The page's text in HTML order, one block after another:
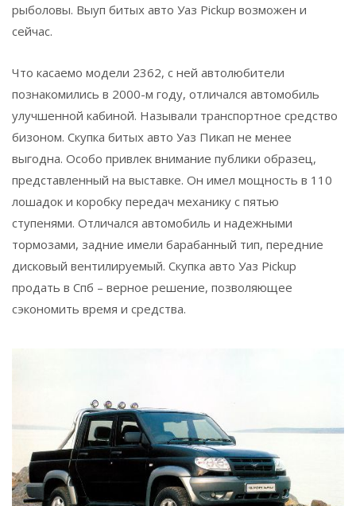
рыболовы. Выуп битых авто Уаз Pickup возможен и
сейчас.
Что касаемо модели 2362, с ней автолюбители
познакомились в 2000-м году, отличался автомобиль
улучшенной кабиной. Называли транспортное средство
бизоном. Скупка битых авто Уаз Пикап не менее
выгодна. Особо привлек внимание публики образец,
представленный на выставке. Он имел мощность в 110
лошадок и коробку передач механику с пятью
ступенями. Отличался автомобиль и надежными
тормозами, задние имели барабанный тип, передние
дисковый вентилируемый. Скупка авто Уаз Pickup
продать в Спб – верное решение, позволяющее
сэкономить время и средства.